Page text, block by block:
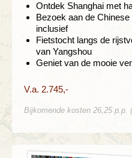
Ontdek Shanghai met
Bezoek aan de
inclusief
Fietstocht langs de
van Yangshou
Geniet van de mooie
V.a. 2.745,-
Bijkomende kosten 26,25 p.p.